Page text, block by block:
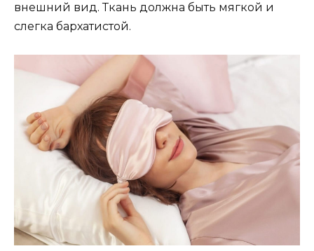
внешний вид. Ткань должна быть мягкой и
слегка бархатистой.